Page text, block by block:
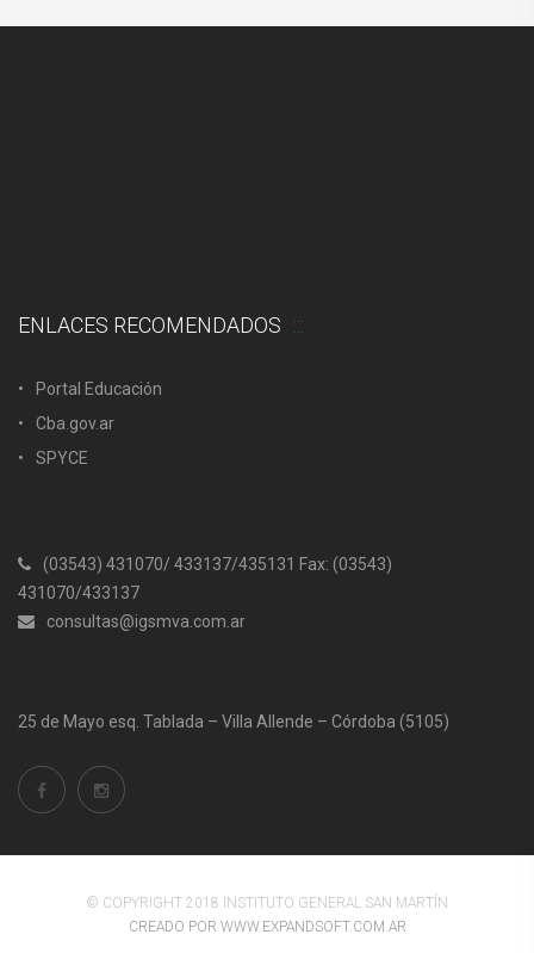
ENLACES RECOMENDADOS
Portal Educación
Cba.gov.ar
SPYCE
(03543) 431070/ 433137/435131 Fax: (03543)
431070/433137
consultas@igsmva.com.ar
25 de Mayo esq. Tablada – Villa Allende – Córdoba (5105)
© COPYRIGHT 2018 INSTITUTO GENERAL SAN MARTÍN
CREADO POR WWW.EXPANDSOFT.COM.AR